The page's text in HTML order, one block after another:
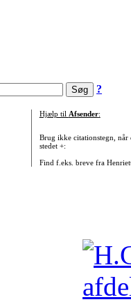
?
Hjælp til Afsender:
Brug ikke citationstegn, når
stedet +:
Find f.eks. breve fra